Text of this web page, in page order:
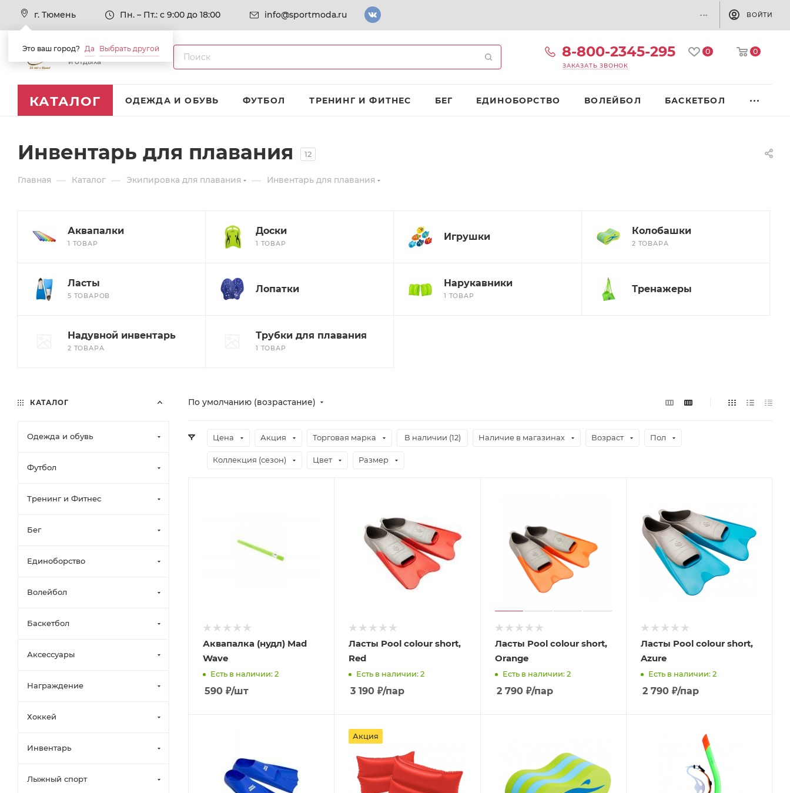
г. Тюмень
Это ваш город? Да Выбрать другой
Пн. – Пт.: с 9:00 до 18:00 info@sportmoda.ru ... ВОЙТИ
Товары для спорта
и отдыха
8-800-2345-295
ЗАКАЗАТЬ ЗВОНОК
0 0
КАТАЛОГ ОДЕЖДА И ОБУВЬ ФУТБОЛ ТРЕНИНГ И ФИТНЕС БЕГ ЕДИНОБОРСТВО ВОЛЕЙБОЛ БАСКЕТБОЛ
Инвентарь для плавания 12
Главная — Каталог — Экипировка для плавания — Инвентарь для плавания
Аквапалки
1 ТОВАР
Доски
1 ТОВАР
Игрушки
Колобашки
2 ТОВАРА
Ласты
5 ТОВАРОВ
Лопатки
Нарукавники
1 ТОВАР
Тренажеры
Надувной инвентарь
2 ТОВАРА
Трубки для плавания
1 ТОВАР
По умолчанию (возрастание)
Цена Акция Торговая марка В наличии (12) Наличие в магазинах Возраст Пол
Коллекция (сезон) Цвет Размер
Аквапалка (нудл) Mad
Wave
Есть в наличии: 2
590 ₽/шт
Ласты Pool colour short,
Red
Есть в наличии: 2
3 190 ₽/пар
Ласты Pool colour short,
Orange
Есть в наличии: 2
2 790₽/пар
Ласты Pool colour short,
Azure
Есть в наличии: 2
2 790₽/пар
Акция
КАТАЛОГ
Одежда и обувь
Футбол
Тренинг и Фитнес
Бег
Единоборство
Волейбол
Баскетбол
Аксессуары
Награждение
Хоккей
Инвентарь
Лыжный спорт